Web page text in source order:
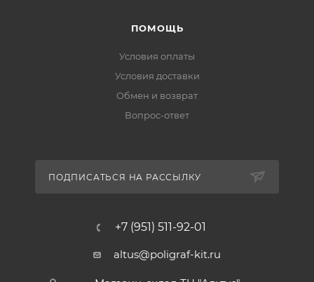
ПОМОЩЬ
Условия оплаты
Условия доставки
Обмен и возврат
Вопрос-ответ
ПОДПИСАТЬСЯ НА РАССЫЛКУ
+7 (951) 511-92-01
altus@poligraf-kit.ru